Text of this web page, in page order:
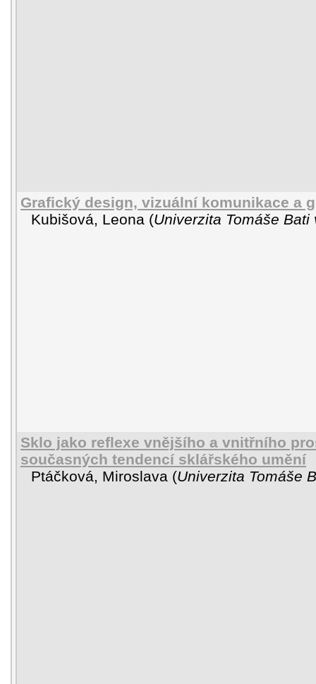
Grafický design, vizuální komunikace a
Kubišová, Leona (Univerzita Tomáše Bati
Sklo jako reflexe vnějšího a vnitřního
současných tendencí sklářského umění
Ptáčková, Miroslava (Univerzita Tomáše